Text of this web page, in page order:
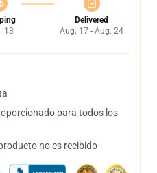
13
Delivered
Aug. 17 - Aug. 24
para todos los
no es recibido